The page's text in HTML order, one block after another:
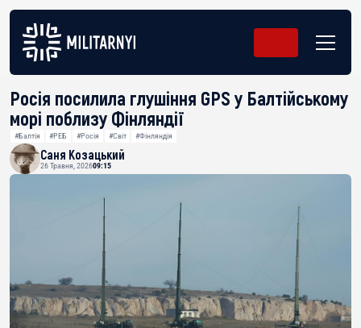
Росія посилила глушіння GPS у Балтійському
морі поблизу Фінляндії
#Балтія #РЕБ #Росія #Світ #Фінляндія
Саня Козацький
26 Травня, 202609:15